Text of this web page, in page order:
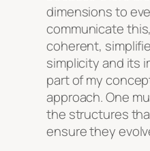
dimensions to
communicate
coherent,
simplicity and its
part of my
approach. One
the structures
ensure they